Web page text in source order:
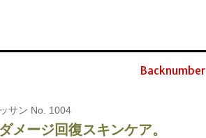
Backnumber
サン No. 1004
メージ回復スキンケア。